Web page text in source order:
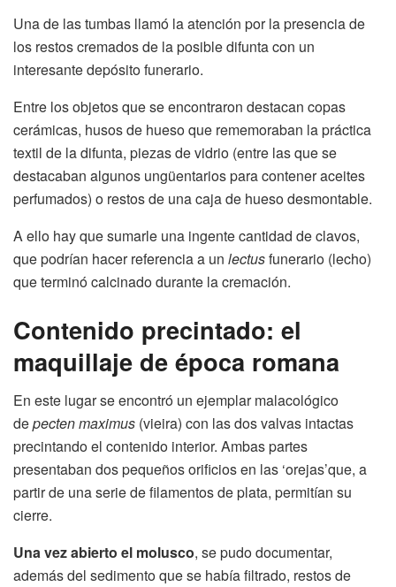
Una de las tumbas llamó la atención por la presencia de
los restos cremados de la posible difunta con un
interesante depósito funerario.
Entre los objetos que se encontraron destacan copas
cerámicas, husos de hueso que rememoraban la práctica
textil de la difunta, piezas de vidrio (entre las que se
destacaban algunos ungüentarios para contener aceites
perfumados) o restos de una caja de hueso desmontable.
A ello hay que sumarle una ingente cantidad de clavos,
que podrían hacer referencia a un lectusfunerario (lecho)
que terminó calcinado durante la cremación.
Contenido precintado: el
maquillaje de época romana
En este lugar se encontró un ejemplar malacológico
depecten maximus (vieira) con las dos valvas intactas
precintando el contenido interior. Ambas partes
presentaban dos pequeños orificios en las ‘orejas’que, a
partir de una serie de filamentos de plata, permitían su
cierre.
Una vez abierto el molusco, se pudo documentar,
además del sedimento que se había filtrado, restos de